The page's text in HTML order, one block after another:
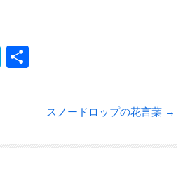
H
スノードロップの花言葉 →